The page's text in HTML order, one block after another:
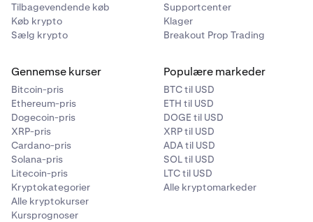
Tilbagevendende køb
Køb krypto
Sælg krypto
Supportcenter
Klager
Breakout Prop Trading
Gennemse kurser
Bitcoin-pris
Ethereum-pris
Dogecoin-pris
XRP-pris
Cardano-pris
Solana-pris
Litecoin-pris
Kryptokategorier
Alle kryptokurser
Kursprognoser
Populære markeder
BTC til USD
ETH til USD
DOGE til USD
XRP til USD
ADA til USD
SOL til USD
LTC til USD
Alle kryptomarkeder